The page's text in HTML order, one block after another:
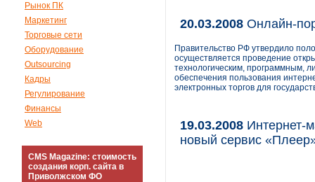
Рынок ПК
Маркетинг
Торговые сети
Оборудование
Outsourcing
Кадры
Регулирование
Финансы
Web
CMS Magazine: стоимость
создания корп. сайта в
Приволжском ФО
20.03.2008 Онлайн-
Правительство РФ утвердило
осуществляется проведение
технологическим, программным,
обеспечения пользования
электронных торгов для
19.03.2008 Интернет-
новый сервис